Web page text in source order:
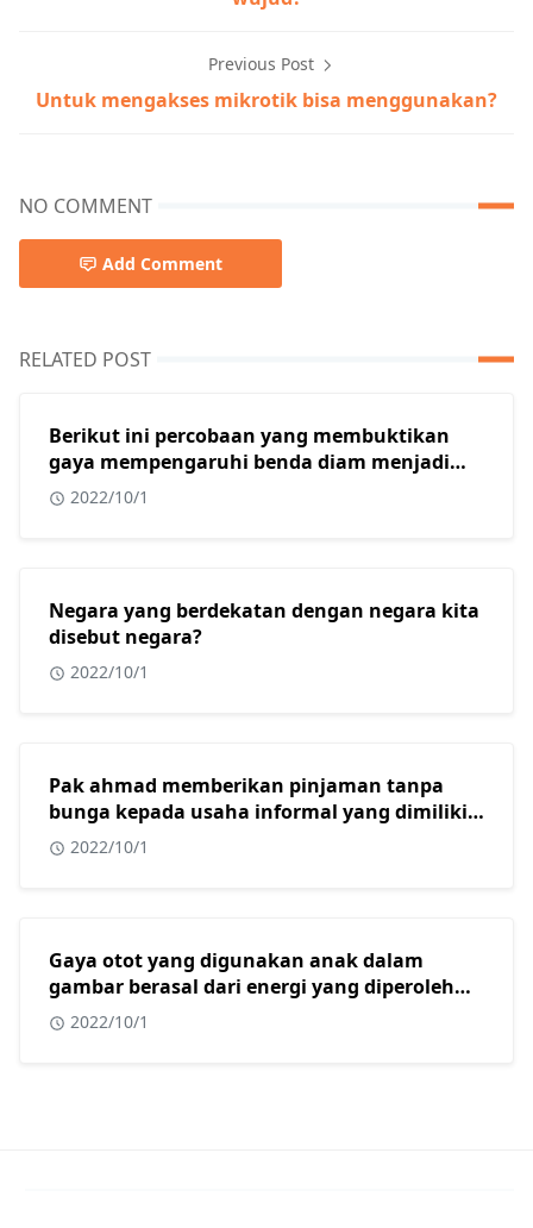
Previous Post
Untuk mengakses mikrotik bisa menggunakan?
NO COMMENT
Add Comment
RELATED POST
Berikut ini percobaan yang membuktikan
gaya mempengaruhi benda diam menjadi
bergerak adalah?
2022/10/1
Negara yang berdekatan dengan negara kita
disebut negara?
2022/10/1
Pak ahmad memberikan pinjaman tanpa
bunga kepada usaha informal yang dimiliki
oleh beberapa warga muslim di kota
surabaya. Dalam konteks masyarakat
2022/10/1
Gaya otot yang digunakan anak dalam
gambar berasal dari energi yang diperoleh
dari?
2022/10/1